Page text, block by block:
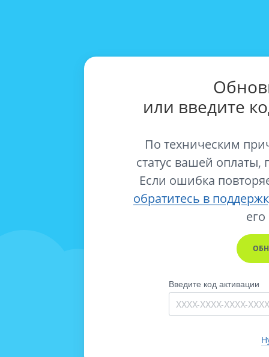
или введите
По техническим
статус вашей оплаты,
Если ошибка
обратитесь в
его
Введите код активации